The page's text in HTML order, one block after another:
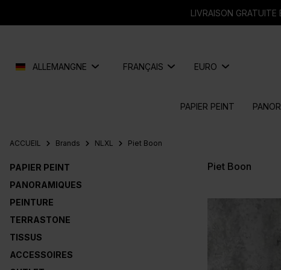
Passer à la navigation principaleLIVRAISON GRATUITE
ALLEMANGNE FRANÇAIS EURO
PAPIER PEINT
ACCUEIL Brands NLXL Piet Boon
PAPIER PEINT
PANORAMIQUES
PEINTURE
TERRASTONE
TISSUS
ACCESSOIRES
Piet Boon